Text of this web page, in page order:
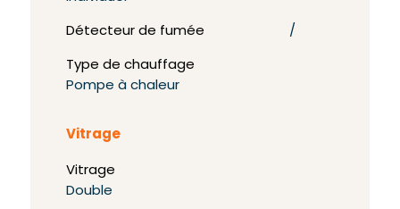
Détecteur de fumée /
Type de chauffage
Pompe à chaleur
Vitrage
Vitrage
Double